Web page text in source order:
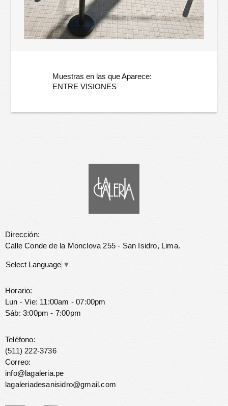
Muestras en las que Aparece:
ENTRE VISIONES
Dirección:
Calle Conde de la Monclova 255 - San Isidro, Lima.
Select Language ▼
Horario:
Lun - Vie: 11:00am - 07:00pm
Sáb: 3:00pm - 7:00pm
Teléfono:
(511) 222-3736
Correo:
info@lagaleria.pe
lagaleriadesanisidro@gmail.com